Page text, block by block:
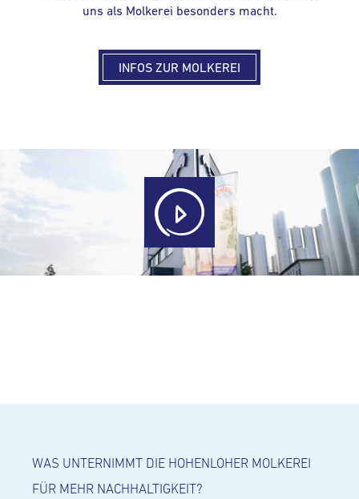
uns als Molkerei besonders macht.
INFOS ZUR MOLKEREI
WAS UNTERNIMMT DIE HOHENLOHER MOLKEREI
FÜR MEHR NACHHALTIGKEIT?